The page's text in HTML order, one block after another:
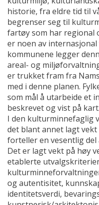
historie, fra eldre tid til
begrenser seg til
fartøy som har regional
er noen av
kommunene legger
areal- og
er trukket fram fra
med i denne planen.
som mål å utarbeide et
beskrevet og vist på kart.
I den kulturminnefaglig
det blant annet lagt
forteller en vesentlig
Det er lagt vekt på høy
etablerte
og autentisitet,
identitetsverdi,